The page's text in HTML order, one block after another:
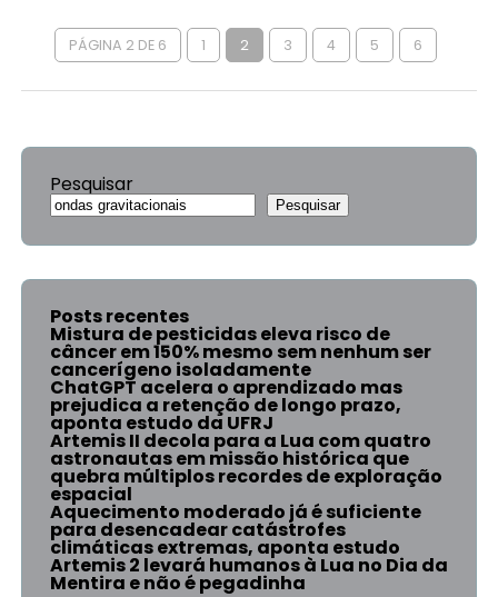
PÁGINA 2 DE 6 1 2 3 4 5 6
Pesquisar
Pesquisar
Posts recentes
Mistura de pesticidas eleva risco de
câncer em 150% mesmo sem nenhum ser
cancerígeno isoladamente
ChatGPT acelera o aprendizado mas
prejudica a retenção de longo prazo,
aponta estudo da UFRJ
Artemis II decola para a Lua com quatro
astronautas em missão histórica que
quebra múltiplos recordes de exploração
espacial
Aquecimento moderado já é suficiente
para desencadear catástrofes
climáticas extremas, aponta estudo
Artemis 2 levará humanos à Lua no Dia da
Mentira e não é pegadinha